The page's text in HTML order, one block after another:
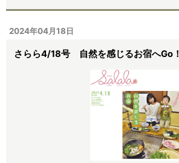
2024年04月18日
さらら4/18号 自然を感じるお宿へGo！